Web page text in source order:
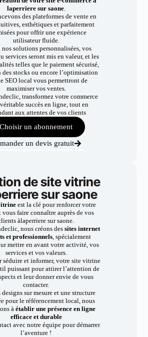
laperriere sur saone.
des plateformes de vente en
esthétiques et parfaitement
pour offrir une expérience
utilisateur fluide.
nos solutions personnalisées, vos
services seront mis en valeur, et les
telles que le paiement sécurisé,
des stocks ou encore l’optimisation
SEO local vous permettront de
maximiser vos ventes.
transformez votre commerce
succès en ligne, tout en
aux attentes de vos clients
Choisir un abonnement
un devis gratuit
de site vitrine
sur saone
est la clé pour renforcer votre
vous faire connaître auprès de vos
àlaperriere sur saone.
nous créons dessites internet
et professionnels, spécialement
mettre en avant votre activité, vos
services et vos valeurs.
séduire et informer, votre site vitrine
puissant pour attirer l’attention de
et leur donner envie de vous
contacter.
designs sur mesure et une structure
pour le référencement local, nous
à établir une présence en ligne
efficace et durable
avec notre équipe pour démarrer
l’aventure !